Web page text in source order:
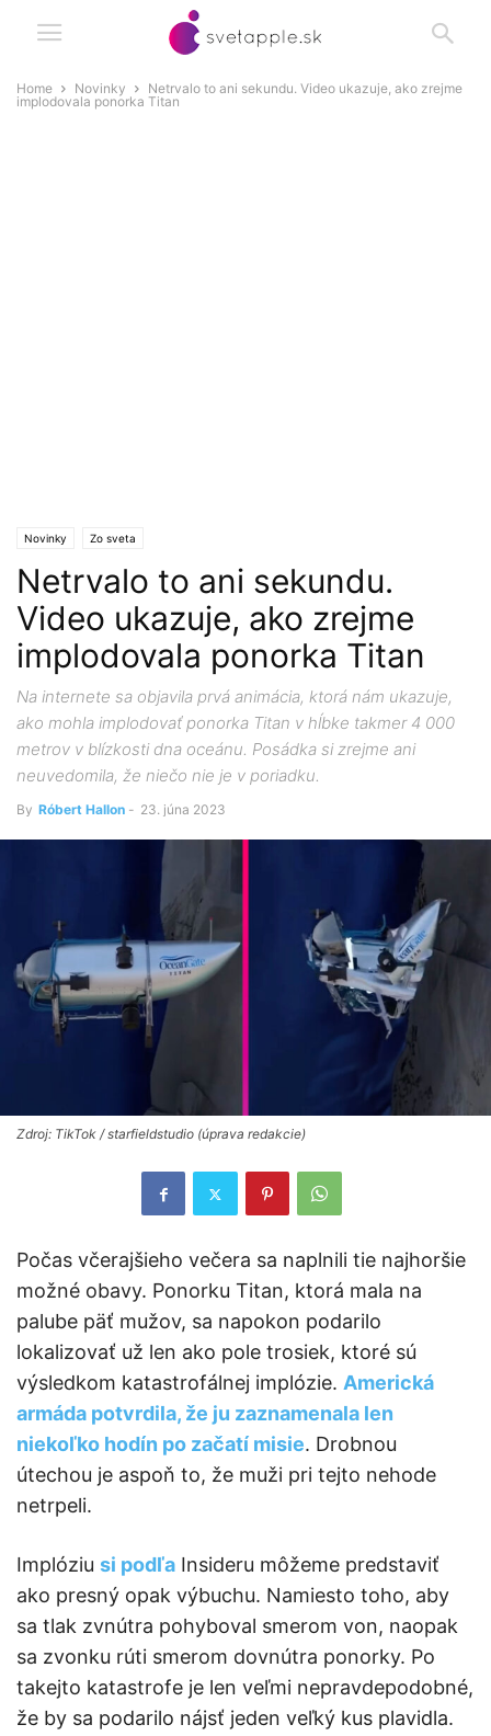
Home Novinky
Netrvalo to ani sekundu. Video ukazuje, ako zrejme
implodovala ponorka Titan
Novinky Zo sveta
Netrvalo to ani sekundu.
Video ukazuje, ako zrejme
implodovala ponorka Titan
Na internete sa objavila prvá animácia, ktorá nám ukazuje,
ako mohla implodovať ponorka Titan v hĺbke takmer 4 000
metrov v blízkosti dna oceánu. Posádka si zrejme ani
neuvedomila, že niečo nie je v poriadku.
By Róbert Hallon - 23. júna 2023
Zdroj: TikTok / starfieldstudio (úprava redakcie)
Počas včerajšieho večera sa naplnili tie najhoršie
možné obavy. Ponorku Titan, ktorá mala na
palube päť mužov, sa napokon podarilo
lokalizovať už len ako pole trosiek, ktoré sú
výsledkom katastrofálnej implózie. Americká
armáda potvrdila, že ju zaznamenala len
niekoľko hodín po začatí misie. Drobnou
útechou je aspoň to, že muži pri tejto nehode
netrpeli.
Implóziu si podľa Insideru môžeme predstaviť
ako presný opak výbuchu. Namiesto toho, aby
sa tlak zvnútra pohyboval smerom von, naopak
sa zvonku rúti smerom dovnútra ponorky. Po
takejto katastrofe je len veľmi nepravdepodobné,
že by sa podarilo nájsť jeden veľký kus plavidla.